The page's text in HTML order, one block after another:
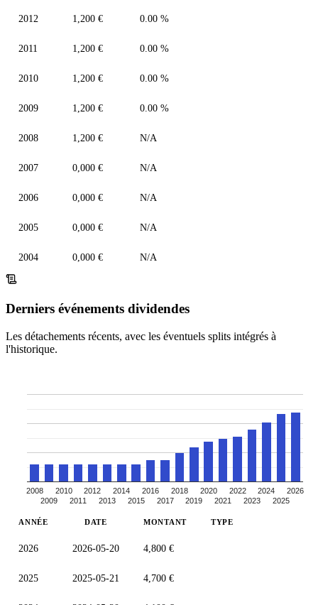
2012 1,200 € 0.00 %
2011 1,200 € 0.00 %
2010 1,200 € 0.00 %
2009 1,200 € 0.00 %
2008 1,200 € N/A
2007 0,000 € N/A
2006 0,000 € N/A
2005 0,000 € N/A
2004 0,000 € N/A
Derniers événements dividendes
Les détachements récents, avec les éventuels splits intégrés à
l'historique.
2008
2009
2010
2011
2012
2013
2014
2015
2016
2017
2018
2019
2020
2021
2022
2023
2024
2025
2026
ANNÉE DATE MONTANT TYPE
2026 2026-05-20 4,800 €
2025 2025-05-21 4,700 €